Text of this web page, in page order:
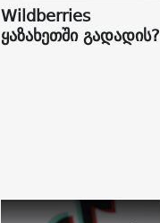
Wildberries
ყაზახეთში გადადის?